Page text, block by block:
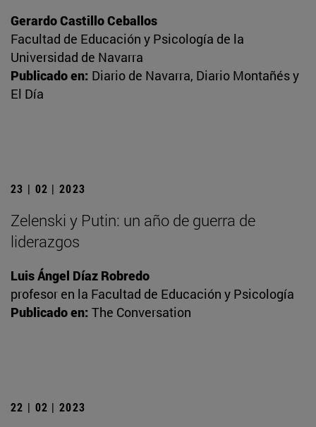
Gerardo Castillo Ceballos
Facultad de Educación y Psicología de la
Universidad de Navarra
Publicado en: Diario de Navarra, Diario Montañés y
El Día
23 | 02 | 2023
Zelenski y Putin: un año de guerra de
liderazgos
Luis Ángel Díaz Robredo
profesor en la Facultad de Educación y Psicología
Publicado en: The Conversation
22 | 02 | 2023